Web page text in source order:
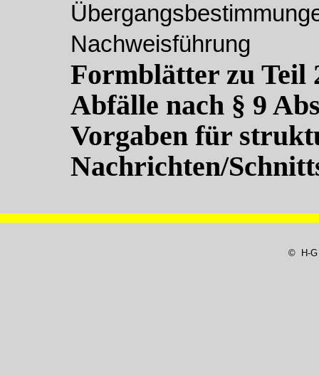
Nachweisführung
Formblätter zu Teil
Abfälle nach § 9
Vorgaben für
Nachrichten/
© H-G